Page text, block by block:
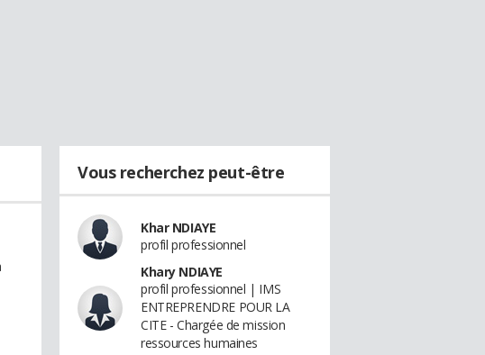
Vous recherchez peut-être
Khar NDIAYE
profil professionnel
Khary NDIAYE
profil professionnel | IMS
ENTREPRENDRE POUR LA
CITE - Chargée de mission
ressources humaines